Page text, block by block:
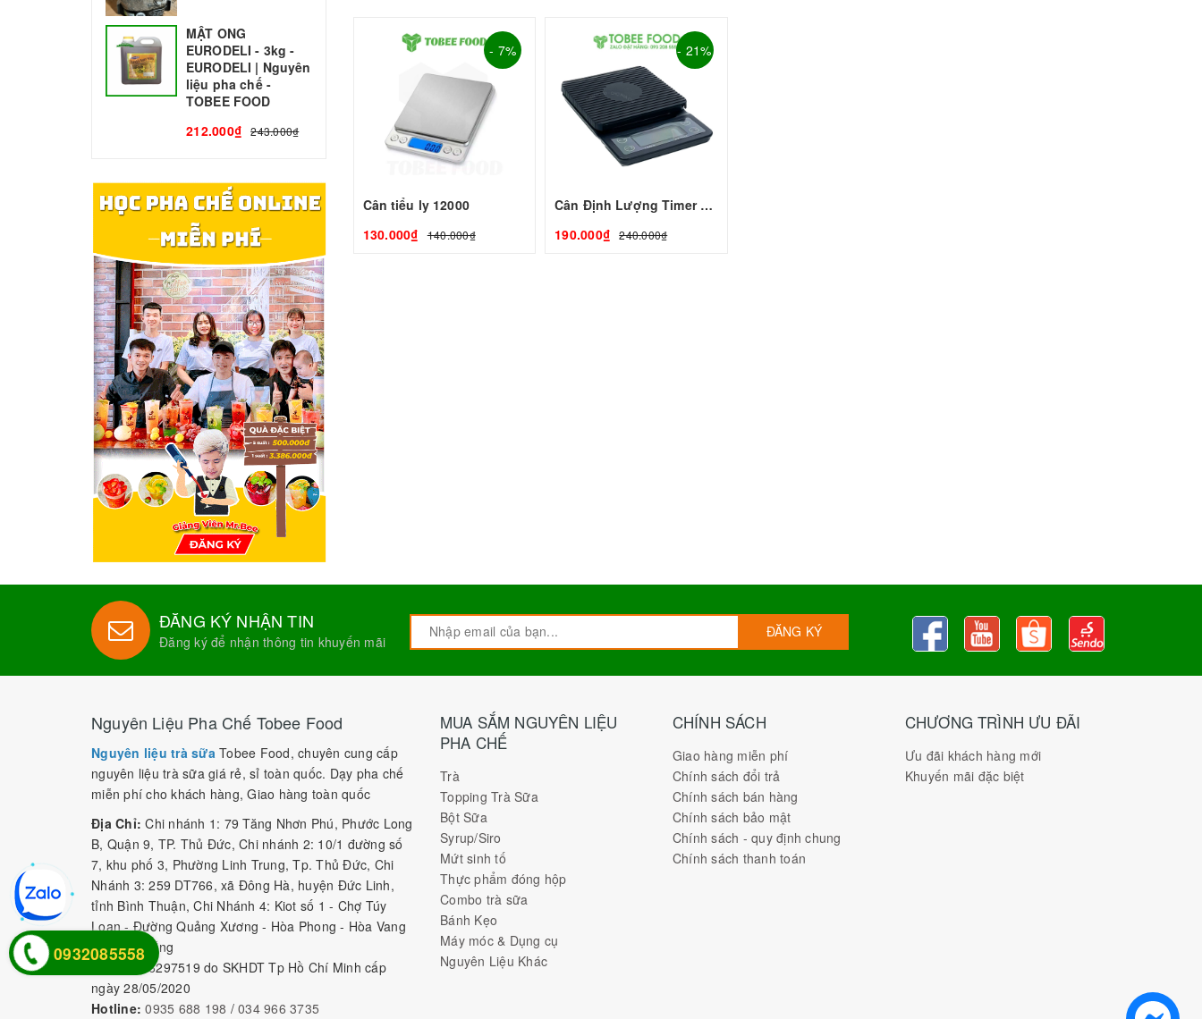
- 7%
Cân tiểu ly 12000
130.000₫
140.000₫
- 21%
Cân Định Lượng Timer Scale (tốt)
190.000₫
240.000₫
MẬT ONG
EURODELI - 3kg -
EURODELI | Nguyên
liệu pha chế -
TOBEE FOOD
212.000₫
243.000₫
ĐĂNG KÝ NHẬN TIN
Đăng ký để nhận thông tin khuyến mãi
ĐĂNG KÝ
Nguyên Liệu Pha Chế Tobee Food
Nguyên liệu trà sữa Tobee Food, chuyên cung cấp
nguyên liệu trà sữa giá rẻ, sỉ toàn quốc. Dạy pha chế
miễn phí cho khách hàng, Giao hàng toàn quốc
Địa Chỉ: Chi nhánh 1: 79 Tăng Nhơn Phú, Phước Long
B, Quận 9, TP. Thủ Đức, Chi nhánh 2: 10/1 đường số
7, khu phố 3, Phường Linh Trung, Tp. Thủ Đức, Chi
Nhánh 3: 259 DT766, xã Đông Hà, huyện Đức Linh,
tỉnh Bình Thuận, Chi Nhánh 4: Kiot số 1 - Chợ Túy
Loan - Đường Quảng Xương - Hòa Phong - Hòa Vang
- TP. Đà Nẵng
0316297519 do SKHDT Tp Hồ Chí Minh cấp
ngày 28/05/2020
Hotline: 0935 688 198 / 034 966 3735
MUA SẮM NGUYÊN LIỆU
PHA CHẾ
Trà
Topping Trà Sữa
Bột Sữa
Syrup/Siro
Mứt sinh tố
Thực phẩm đóng hộp
Combo trà sữa
Bánh Kẹo
Máy móc & Dụng cụ
Nguyên Liệu Khác
CHÍNH SÁCH
Giao hàng miễn phí
Chính sách đổi trả
Chính sách bán hàng
Chính sách bảo mật
Chính sách - quy định chung
Chính sách thanh toán
CHƯƠNG TRÌNH ƯU ĐÃI
Ưu đãi khách hàng mới
Khuyến mãi đặc biệt
0932085558